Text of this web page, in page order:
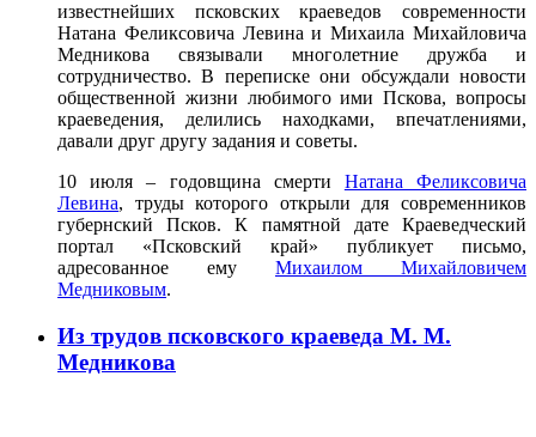
известнейших псковских краеведов современности
Натана Феликсовича Левина и Михаила Михайловича
Медникова связывали многолетние дружба и
сотрудничество. В переписке они обсуждали новости
общественной жизни любимого ими Пскова, вопросы
краеведения, делились находками, впечатлениями,
давали друг другу задания и советы.
10 июля – годовщина смерти Натана Феликсовича
Левина, труды которого открыли для современников
губернский Псков. К памятной дате Краеведческий
портал «Псковский край» публикует письмо,
адресованное ему Михаилом Михайловичем
Медниковым.
Из трудов псковского краеведа М. М.
Медникова